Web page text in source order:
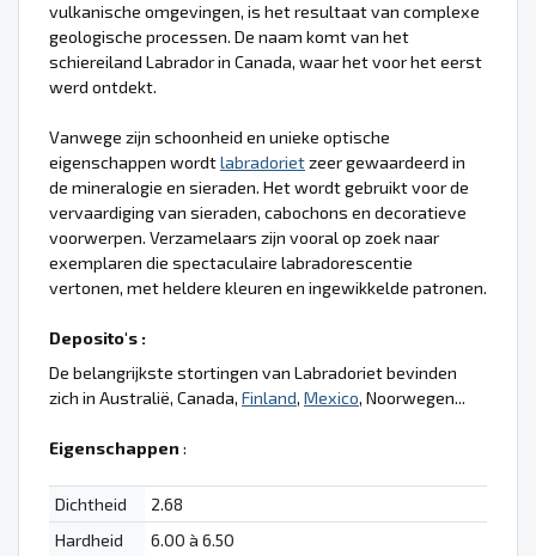
vulkanische omgevingen, is het resultaat van complexe
geologische processen. De naam komt van het
schiereiland Labrador in Canada, waar het voor het eerst
werd ontdekt.
Vanwege zijn schoonheid en unieke optische
eigenschappen wordtlabradorietzeer gewaardeerd in
de mineralogie en sieraden. Het wordt gebruikt voor de
vervaardiging van sieraden, cabochons en decoratieve
voorwerpen. Verzamelaars zijn vooral op zoek naar
exemplaren die spectaculaire labradorescentie
vertonen, met heldere kleuren en ingewikkelde patronen.
Deposito's :
De belangrijkste stortingen van Labradoriet bevinden
zich in Australië, Canada, Finland, Mexico, Noorwegen...
Eigenschappen :
Dichtheid
2.68
Hardheid
6.00 à 6.50